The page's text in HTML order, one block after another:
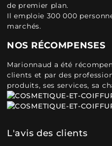
de premier plan.
Il emploie 300 000
marchés.
NOS RÉCOMPENSES
Marionnaud a été
clients et par des
produits, ses services, sa
L'avis des clients